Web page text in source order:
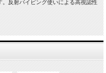
反射パイピング使いによる高視認性